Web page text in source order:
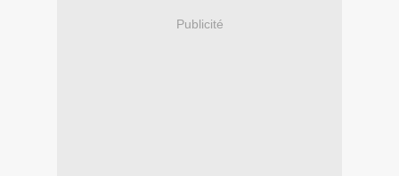
Publicité